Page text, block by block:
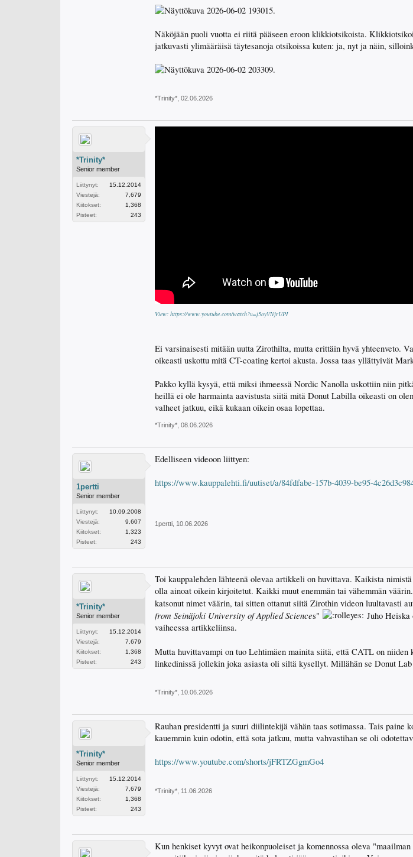
Näköjään puoli vuotta ei riitä pääseen eroon klikkiotsikoista.
jatkuvasti ylimääräisä täytesanoja otsikoissa kuten: ja, nyt ja näin,
*Trinity* 02.06.2026
*Trinity*
Senior member
Liittynyt:
15.12.2014
Viestejä:
7,679
Kiitokset:
1,368
Pisteet:
243
View: https://www.youtube.com/watch?v=j5oyVNjrUPI
Ei varsinaisesti mitään uutta Zirothilta, mutta erittäin hyvä yhteenveto.
oikeasti uskottu mitä CT-coating kertoi akusta. Jossa taas yllättyivät
Pakko kyllä kysyä, että miksi ihmeessä Nordic Nanolla uskottiin niin
heillä ei ole harmainta aavistusta siitä mitä Donut Labilla oikeasti on
valheet jatkuu, eikä kukaan oikein osaa lopettaa.
*Trinity* 08.06.2026
1pertti
Senior member
Liittynyt:
10.09.2008
Viestejä:
9,607
Kiitokset:
1,323
Pisteet:
243
Edelliseen videoon liittyen:
https://www.kauppalehti.fi/uutiset/a/84fdfabe-157b-4039-be95-
1pertti 10.06.2026
*Trinity*
Senior member
Liittynyt:
15.12.2014
Viestejä:
7,679
Kiitokset:
1,368
Pisteet:
243
Toi kauppalehden lähteenä olevaa artikkeli on huvittava. Kaikista
olla ainoat oikein kirjoitetut. Kaikki muut enemmän tai vähemmän
katsonut nimet väärin, tai sitten ottanut siitä Zirothin videon luultavasti
from Seinäjoki University of Applied Sciences"
Juho
vaiheessa artikkeliinsa.
Mutta huvittavampi on tuo Lehtimäen mainita siitä, että CATL on
linkedinissä jollekin joka asiasta oli siltä kysellyt. Millähän se Donut
*Trinity* 10.06.2026
*Trinity*
Senior member
Liittynyt:
15.12.2014
Viestejä:
7,679
Kiitokset:
1,368
Pisteet:
243
Rauhan presidentti ja suuri diilintekijä vähän taas sotimassa. Tais
kauemmin kuin odotin, että sota jatkuu, mutta vahvastihan se oli
https://www.youtube.com/shorts/jFRTZGgmGo4
*Trinity* 11.06.2026
Kun henkiset kyvyt ovat heikonpuoleiset ja komennossa oleva